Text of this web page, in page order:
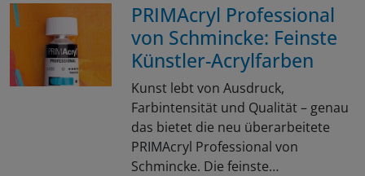
PRIMAcryl Professional
von Schmincke: Feinste
Künstler-Acrylfarben
Kunst lebt von Ausdruck,
Farbintensität und Qualität – genau
das bietet die neu überarbeitete
PRIMAcryl Professional von
Schmincke. Die feinste…